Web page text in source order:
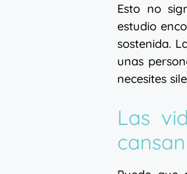
Esto no
estudio
sostenida.
unas
necesites
Las
cansan